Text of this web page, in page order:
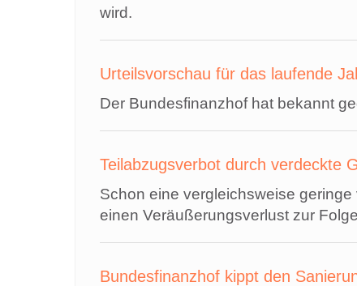
wird.
Urteilsvorschau für das laufende
Der Bundesfinanzhof hat bekannt
Teilabzugsverbot durch verdeckte
Schon eine vergleichsweise
einen Veräußerungsverlust zur
Bundesfinanzhof kippt den